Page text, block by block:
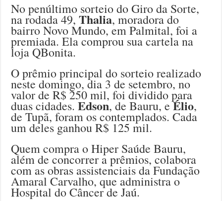
No penúltimo sorteio do Giro da Sorte,
na rodada 49,Thalia, moradora do
bairro Novo Mundo, em Palmital, foi a
premiada. Ela comprou sua cartela na
loja QBonita.
O prêmio principal do sorteio realizado
neste domingo, dia 3 de setembro, no
valor de R$ 250 mil, foi dividido para
duas cidades.Edson, de Bauru, eÉlio,
de Tupã, foram os contemplados. Cada
um deles ganhou R$ 125 mil.
Quem compra o Hiper Saúde Bauru,
além de concorrer a prêmios, colabora
com as obras assistenciais da Fundação
Amaral Carvalho, que administra o
Hospital do Câncer de Jaú.